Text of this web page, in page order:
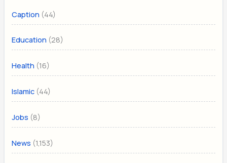
Caption (44)
Education (28)
Health (16)
Islamic (44)
Jobs (8)
News (1,153)